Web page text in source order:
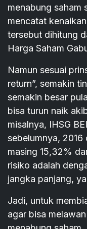
menabung saham
mencatat
tersebut dihitung
Harga Saham
Namun sesuai
return”, semakin
semakin besar
bisa turun naik
misalnya, IHSG
sebelumnya, 2016
masing 15,32%
risiko adalah
jangka panjang,
Jadi, untuk
agar bisa